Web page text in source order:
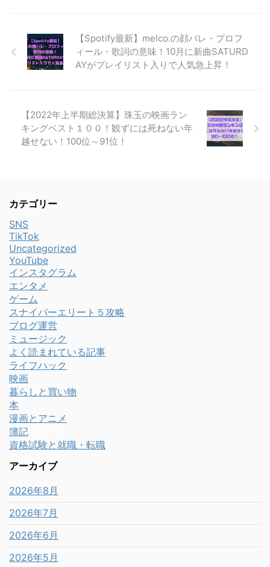
【Spotify最新】melco.の顔バレ・プロフ
ィール・歌詞の意味！10月に新曲SATURD
AYがプレイリスト入りで人気急上昇！
【2022年上半期総決算】珠玉の映画ラン
キングベスト１００！観ずには死ねない年
越せない！100位～91位！
カテゴリー
SNS
TikTok
Uncategorized
YouTube
インスタグラム
エンタメ
ゲーム
スナイパーエリート５攻略
ブログ運営
ミュージック
よく読まれている記事
ライフハック
映画
暮らしと買い物
本
漫画とアニメ
簿記
資格試験と就職・転職
アーカイブ
2026年8月
2026年7月
2026年6月
2026年5月